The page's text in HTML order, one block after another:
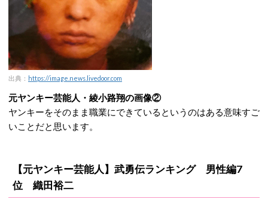
出典： https://image.news.livedoor.com
元ヤンキー芸能人・綾小路翔の画像②
ヤンキーをそのまま職業にできているというのはある意味すご
いことだと思います。
【元ヤンキー芸能人】武勇伝ランキング 男性編7
位 織田裕二